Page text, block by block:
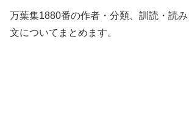
万葉集1880番の作者・分類、訓読・読
文についてまとめます。